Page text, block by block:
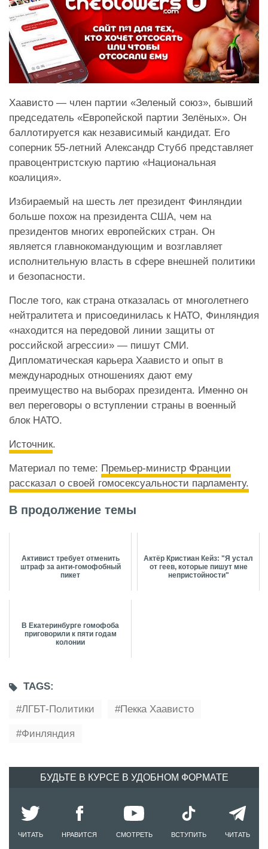
Хаависто — член партии «Зеленый союз», бывший
председатель «Европейской партии Зелёных». Он
баллотируется как независимый кандидат. Его
соперник 55-летний Александр Стубб представляет
правоцентристскую партию «Национальная
коалиция».
Избираемый на шесть лет президент Финляндии
больше похож на президента США, чем на
президентов многих европейских стран. Он
является главнокомандующим и возглавляет
исполнительную власть в сфере внешней политики
и безопасности.
После того, как страна отказалась от многолетнего
нейтралитета и присоединилась к НАТО, Финляндия
«находится на передовой линии защиты от
российской агрессии» — пишут СМИ.
Дипломатическая карьера Хаависто и опыт в
международных отношениях дают ему
преимущество на выборах президента. Именно он
вел переговоры о вступлении страны в военный
блок НАТО.
Источник.
Материал по теме: Премьер-министр Франции
рассказал о своей гомосексуальности парламенту.
В продолжение темы
Активист требует отменить
штраф за анти-гомофобный
пикет
Актёр Кристиан Кейз: "Я устал
от геев, которые пишут мне
непристойности"
В Екатеринбурге гомофоба
приговорили к пяти годам
колонии
TAGS:
ЛГБТ-Политики
Пекка Хаависто
Финляндия
БУДЬТЕ В КУРСЕ В УДОБНОМ ФОРМАТЕ
ЧИТАТЬ НРАВИТСЯ СМОТРЕТЬ ВСТУПИТЬ ЧИТАТЬ